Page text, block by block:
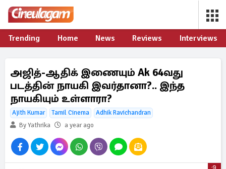
Trending Home News Reviews Interviews
அஜித்-ஆதிக் இணையும் Ak 64வது
படத்தின் நாயகி இவர்தானா?.. இந்த
நாயகியும் உள்ளாரா?
Ajith Kumar Tamil Cinema
Adhik Ravichandran
By Yathrika
a year ago